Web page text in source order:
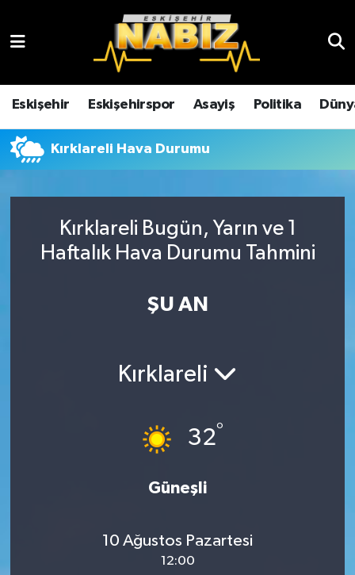
Eskişehir Eskişehirspor Asayiş Politika
Kırklareli Hava Durumu
Kırklareli Bugün, Yarın ve 1
Haftalık Hava Durumu Tahmini
ŞU AN
Kırklareli
32°
Güneşli
10 Ağustos Pazartesi
12:00
Çevre
Dünya
Ekonomi
Eskişehir
Eskişehir Hava Durumu
Eskişehir Trafik Yoğunluk Haritası
TFF 3.Lig 4.Grup Puan Durumu ve Fikstür
Son Dakika Haberleri
Haber Arşivi